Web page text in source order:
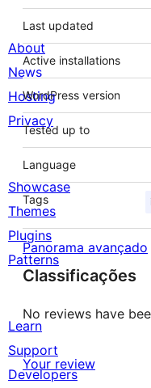
Last updated
Active installations
WordPress version
Tested up to
Language
Tags
Panorama avançado
Classificações
No reviews have
Your review
About
News
Hosting
Privacy
Showcase
Themes
Plugins
Patterns
Learn
Support
Developers